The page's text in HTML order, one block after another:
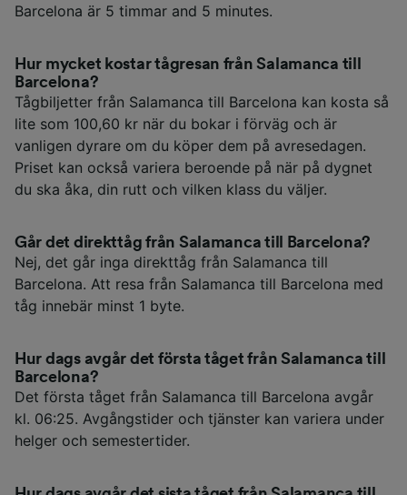
Barcelona är 5 timmar and 5 minutes.
Hur mycket kostar tågresan från Salamanca till
Barcelona?
Tågbiljetter från Salamanca till Barcelona kan kosta så
lite som 100,60 kr när du bokar i förväg och är
vanligen dyrare om du köper dem på avresedagen.
Priset kan också variera beroende på när på dygnet
du ska åka, din rutt och vilken klass du väljer.
Går det direkttåg från Salamanca till Barcelona?
Nej, det går inga direkttåg från Salamanca till
Barcelona. Att resa från Salamanca till Barcelona med
tåg innebär minst 1 byte.
Hur dags avgår det första tåget från Salamanca till
Barcelona?
Det första tåget från Salamanca till Barcelona avgår
kl. 06:25. Avgångstider och tjänster kan variera under
helger och semestertider.